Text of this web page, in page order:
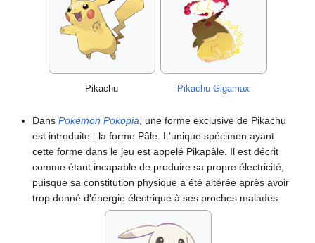
Pikachu Pikachu Gigamax
DansPokémon Pokopia, une forme exclusive de Pikachu
est introduite : la forme Pâle. L'unique spécimen ayant
cette forme dans le jeu est appelé Pikapâle. Il est décrit
comme étant incapable de produire sa propre électricité,
puisque sa constitution physique a été altérée après avoir
trop donné d'énergie électrique à ses proches malades.